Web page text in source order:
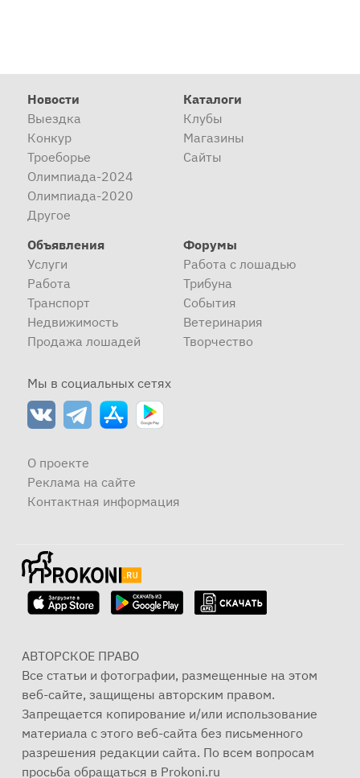
Новости
Выездка
Конкур
Троеборье
Олимпиада-2024
Олимпиада-2020
Другое
Каталоги
Клубы
Магазины
Сайты
Объявления
Услуги
Работа
Транспорт
Недвижимость
Продажа лошадей
Форумы
Работа с лошадью
Трибуна
События
Ветеринария
Творчество
Мы в социальных сетях
О проекте
Реклама на сайте
Контактная информация
АВТОРСКОЕ ПРАВО
Все статьи и фотографии, размещенные на этом
веб-сайте, защищены авторским правом.
Запрещается копирование и/или использование
материала с этого веб-сайта без письменного
разрешения редакции сайта. По всем вопросам
просьба обращаться в Prokoni.ru